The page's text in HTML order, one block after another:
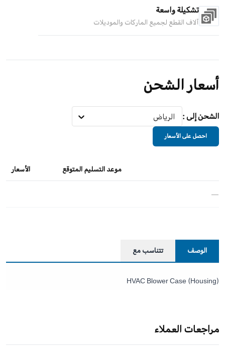
تشكيلة واسعة
آلاف القطع لجميع الماركات والموديلات
أسعار الشحن
الشحن إلى : الرياض
احصل على الأسعار
موعد التسليم المتوقع الأسعار
—
الوصف تتناسب مع
HVAC Blower Case (Housing)
مراجعات العملاء